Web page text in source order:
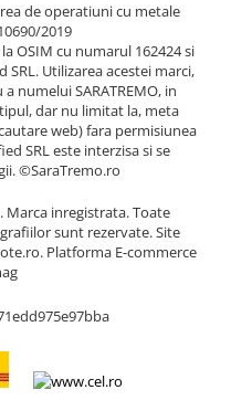
de operatiuni cu metale
2019
OSIM cu numarul 162424 si
Utilizarea acestei marci,
numelui SARATREMO, in
dar nu limitat la, meta
web) fara permisiunea
SRL este interzisa si se
©SaraTremo.ro
Marca inregistrata. Toate
sunt rezervate. Site
Platforma E-commerce